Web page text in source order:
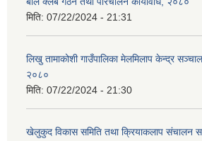
मिति: 07/22/2024 - 21:31
लिखु तामाकोशी गाउँपालिका मेलमिलाप केन्द्र
२०८०
मिति: 07/22/2024 - 21:30
खेलुकुद विकास समिति तथा क्रियाकलाप संचालन